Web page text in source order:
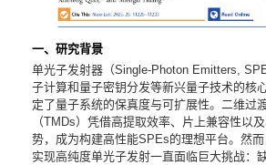
一、研究背景
单光子发射器（Single-Photon Emitters,
子计算和量子密钥分发等新兴量子技术的核
定了量子系统的保真度与可扩展性。二维过
（TMDs）凭借高提取效率、片上兼容性以
势，成为构建高性能SPEs的理想平台。然
实现高纯度单光子发射一直面临巨大挑战：